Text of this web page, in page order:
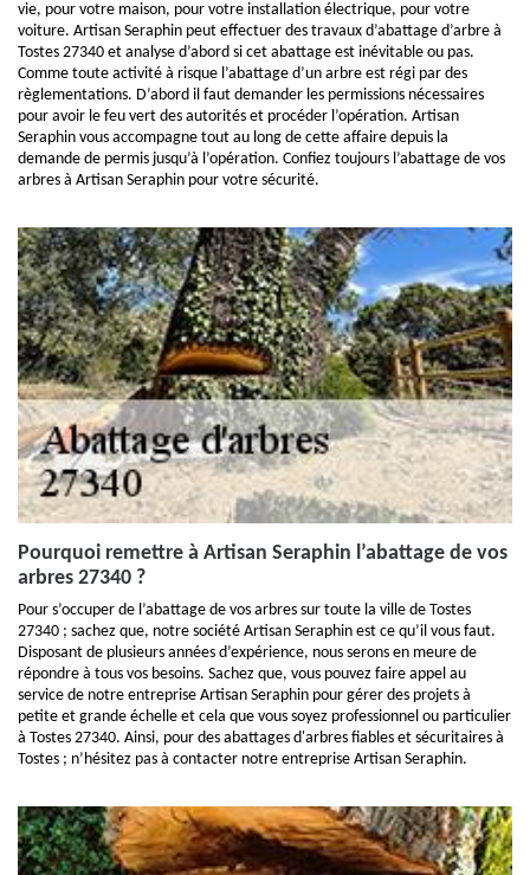
vie, pour votre maison, pour votre installation électrique, pour votre
voiture. Artisan Seraphin peut effectuer des travaux d’abattage d’arbre à
Tostes 27340 et analyse d’abord si cet abattage est inévitable ou pas.
Comme toute activité à risque l’abattage d’un arbre est régi par des
règlementations. D’abord il faut demander les permissions nécessaires
pour avoir le feu vert des autorités et procéder l’opération. Artisan
Seraphin vous accompagne tout au long de cette affaire depuis la
demande de permis jusqu’à l’opération. Confiez toujours l’abattage de vos
arbres à Artisan Seraphin pour votre sécurité.
Pourquoi remettre à Artisan Seraphin l’abattage de vos
arbres 27340 ?
Pour s’occuper de l’abattage de vos arbres sur toute la ville de Tostes
27340 ; sachez que, notre société Artisan Seraphin est ce qu’il vous faut.
Disposant de plusieurs années d’expérience, nous serons en meure de
répondre à tous vos besoins. Sachez que, vous pouvez faire appel au
service de notre entreprise Artisan Seraphin pour gérer des projets à
petite et grande échelle et cela que vous soyez professionnel ou particulier
à Tostes 27340. Ainsi, pour des abattages d'arbres fiables et sécuritaires à
Tostes ; n’hésitez pas à contacter notre entreprise Artisan Seraphin.